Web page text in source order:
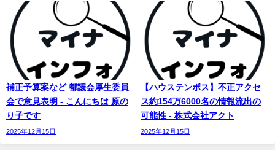
補正予算案など 都議会厚生委員
会で意見表明 - こんにちは 原の
り子です
2025年12月15日
【ハウステンボス】不正アクセ
ス約154万6000名の情報流出の
可能性 - 株式会社アクト
2025年12月15日